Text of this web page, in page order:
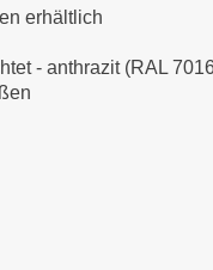
erhältlich
- anthrazit (RAL